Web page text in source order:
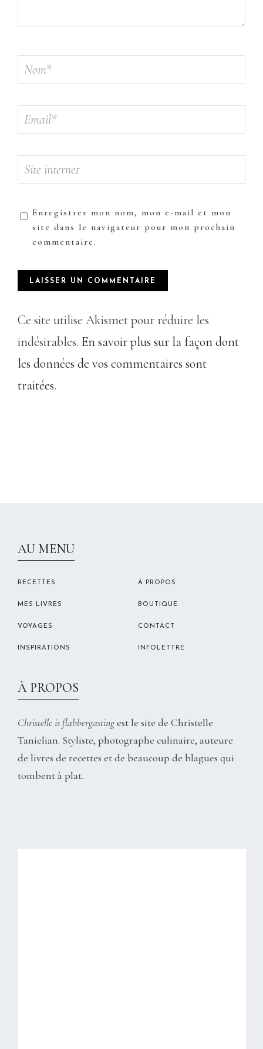
Enregistrer mon nom, mon e-mail et mon
site dans le navigateur pour mon prochain
commentaire.
Ce site utilise Akismet pour réduire les
indésirables. En savoir plus sur la façon dont
les données de vos commentaires sont
traitées.
AU MENU
RECETTES
MES LIVRES
VOYAGES
INSPIRATIONS
À PROPOS
BOUTIQUE
CONTACT
INFOLETTRE
À PROPOS
Christelle is flabbergastingest le site de Christelle
Tanielian. Styliste, photographe culinaire, auteure
de livres de recettes et de beaucoup de blagues qui
tombent à plat.